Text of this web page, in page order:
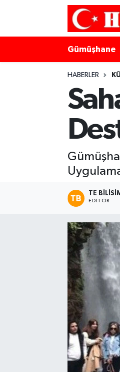
Gümüşhane
HABERLER
TE
EDITÖR
Merkez Hava Durumu
Merkez Trafik
Süper Lig Puan Durumu
Son Dakika Haberleri
Haber Arşivi